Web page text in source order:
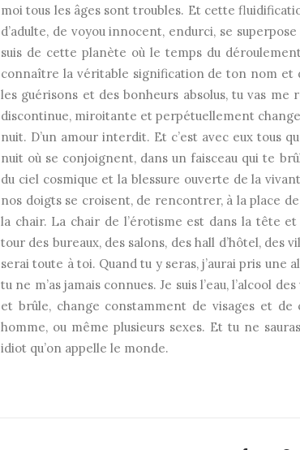
moi tous les âges sont troubles. Et cette
d’adulte, de voyou innocent, endurci, se
suis de cette planète où le temps du
connaître la véritable signification de ton nom et
les guérisons et des bonheurs absolus, tu vas me
discontinue, miroitante et perpétuellement
nuit. D’un amour interdit. Et c’est avec eux tous
nuit où se conjoignent, dans un faisceau qui te
du ciel cosmique et la blessure ouverte de la
nos doigts se croisent, de rencontrer, à la place
la chair. La chair de l’érotisme est dans la tête
tour des bureaux, des salons, des hall d’hôtel,
serai toute à toi. Quand tu y seras, j’aurai pris une
tu ne m’as jamais connues. Je suis l’eau, l’alcool
et brûle, change constamment de visages et de
homme, ou même plusieurs sexes. Et tu ne
idiot qu’on appelle le monde.